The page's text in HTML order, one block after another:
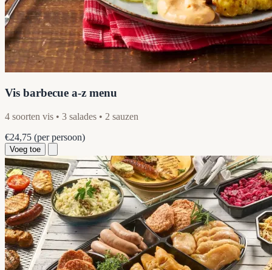
Vis barbecue a-z menu
4 soorten vis • 3 salades • 2 sauzen
€24,75 (per persoon)
Voeg toe